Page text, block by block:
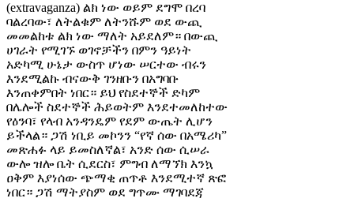
(extravaganza) ልክ ነው ወይም ደግሞ በረባ
ባልረባው፣ ለትልቁም ለትንሹም ወደ ውጪ
መመልከቱ ልክ ነው ማለት አይደለም። በውጪ
ሀገራት የሚገኙ ወገኖቻችን በምን ዓይነት
አድካሚ ሁኔታ ውስጥ ሆነው ሠርተው ብሩን
እንደሚልኩ ብናውቅ ገንዘቡን በአግባቡ
እንጠቀምበት ነበር። ይህ የስደተኞች ድካም
በሌሎች ስደተኞች ሕይወትም እንደተመለከተው
የዕንባ፣ የላብ አንዳንዴም የደም ውጤት ሊሆን
ይችላል። ጋሽ ነቢይ መኮንን “የኛ ሰው በአሜሪካ”
መጽሐፉ ላይ ይመስለኛል፣ አንድ ሰው ሲሠራ
ውሎ ዝሎ ቤት ሲደርስ፣ ምግብ ለማኘክ እንኳ
ዐቅም እያነሰው ጭማቂ ጠጥቶ እንደሚተኛ ጽፎ
ነበር። ጋሽ ማትያስም ወደ ግጥሙ ማገባደጃ